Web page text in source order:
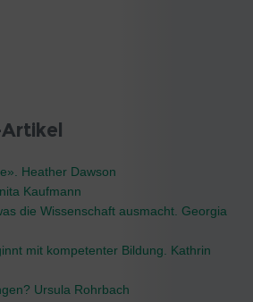
Heather Dawson
Kaufmann
die Wissenschaft ausmacht. Georgia
mit kompetenter Bildung. Kathrin
Ursula Rohrbach